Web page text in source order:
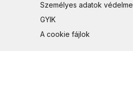
Személyes adatok védelme
GYIK
A cookie fájlok